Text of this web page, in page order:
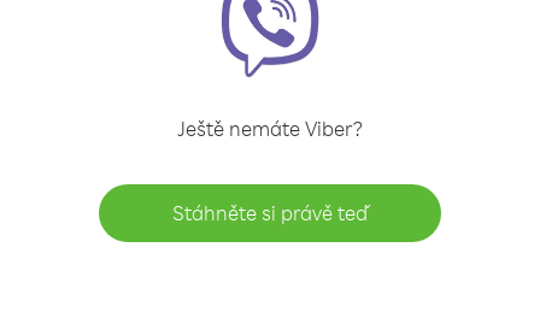
Ještě nemáte Viber?
Stáhněte si právě teď